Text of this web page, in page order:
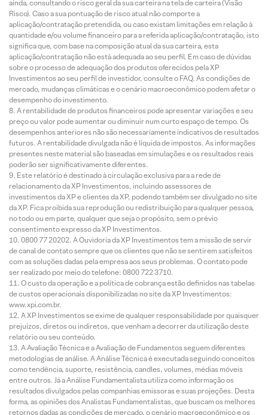
ainda, consultando o risco geral da sua carteira na tela de carteira (Visão
Risco). Caso a sua pontuação de risco atual não comporte a
aplicação/contratação pretendida, ou caso existam limitações em relação à
quantidade e/ou volume financeiro para a referida aplicação/contratação, isto
significa que, com base na composição atual da sua carteira, esta
aplicação/contratação não está adequada ao seu perfil. Em caso de dúvidas
sobre o processo de adequação dos produtos oferecidos pela XP
Investimentos ao seu perfil de investidor, consulte o FAQ. As condições de
mercado, mudanças climáticas e o cenário macroeconômico podem afetar o
desempenho do investimento.
A rentabilidade de produtos financeiros pode apresentar variações e seu
preço ou valor pode aumentar ou diminuir num curto espaço de tempo. Os
desempenhos anteriores não são necessariamente indicativos de resultados
futuros. A rentabilidade divulgada não é líquida de impostos. As informações
presentes neste material são baseadas em simulações e os resultados reais
poderão ser significativamente diferentes.
Este relatório é destinado à circulação exclusiva para a rede de
relacionamento da XP Investimentos, incluindo assessores de
investimentos da XP e clientes da XP, podendo também ser divulgado no site
da XP. Fica proibida sua reprodução ou redistribuição para qualquer pessoa,
no todo ou em parte, qualquer que seja o propósito, sem o prévio
consentimento expresso da XP Investimentos.
0800 77 20202. A Ouvidoria da XP Investimentos tem a missão de servir
de canal de contato sempre que os clientes que não se sentirem satisfeitos
com as soluções dadas pela empresa aos seus problemas. O contato pode
ser realizado por meio do telefone: 0800 722 3710.
O custo da operação e a política de cobrança estão definidos nas tabelas
de custos operacionais disponibilizadas no site da XP Investimentos:
www.xpi.com.br.
A XP Investimentos se exime de qualquer responsabilidade por quaisquer
prejuízos, diretos ou indiretos, que venham a decorrer da utilização deste
relatório ou seu conteúdo.
A Avaliação Técnica e a Avaliação de Fundamentos seguem diferentes
metodologias de análise. A Análise Técnica é executada seguindo conceitos
como tendência, suporte, resistência, candles, volumes, médias móveis
entre outros. Já a Análise Fundamentalista utiliza como informação os
resultados divulgados pelas companhias emissoras e suas projeções. Desta
forma, as opiniões dos Analistas Fundamentalistas, que buscam os melhores
retornos dadas as condições de mercado, o cenário macroeconômico e os